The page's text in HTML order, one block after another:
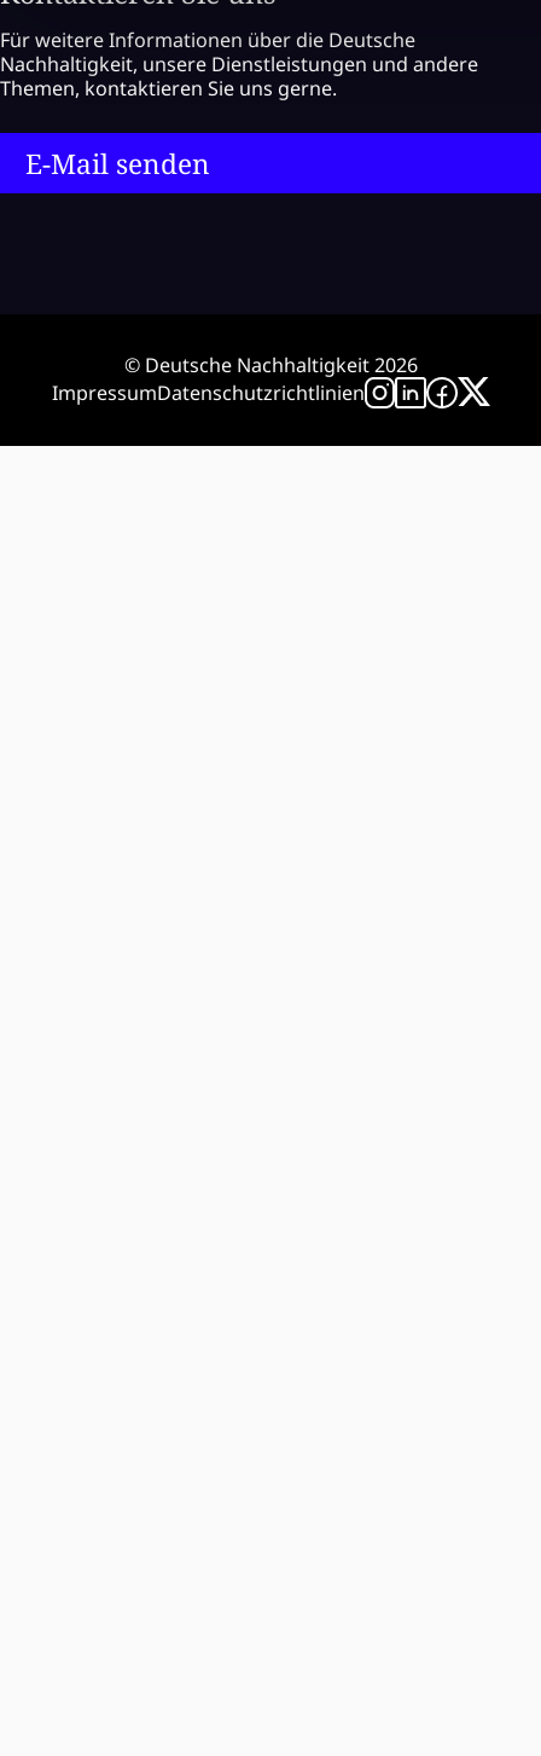
Für weitere Informationen über die Deutsche
Nachhaltigkeit, unsere Dienstleistungen und andere
Themen, kontaktieren Sie uns gerne.
E-Mail senden
© Deutsche Nachhaltigkeit 2026
ImpressumDatenschutzrichtlinien